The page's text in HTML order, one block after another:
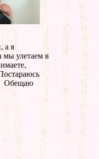
а я
мы улетаем в
Обещаю